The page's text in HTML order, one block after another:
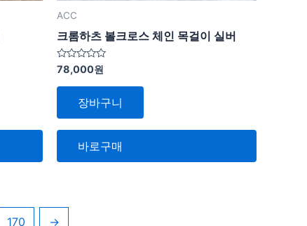
ACC
크롬하츠 볼크로스 체인 목걸이 실버
5
중
에
평
가
78,000원
장바구니
바로구매
170 →